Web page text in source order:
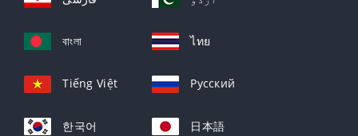
বাংলা ไทย
Tiếng Việt Русский
한국어 日本語